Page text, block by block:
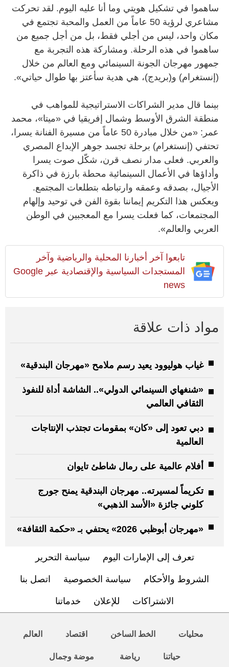
ساهموا في تشكيل هويتي وما أنا عليه اليوم. لقد تحركت
مشاعري لرؤية 50 عاماً من العمل والمحبة تجتمع في
مكان واحد، ليس من أجلي فقط، بل من أجل جميع من
ساهموا في هذه الرحلة. ومشاركة هذه التجربة مع
جمهور مهرجان الجونة السينمائي ومع العالم من خلال
(إنستغرام) و(بريدج)، هي هدية سأعتز بها طوال حياتي».
بينما قال مدير الشراكات الاستراتيجية للمواهب في
منطقة الشرق الأوسط وشمال إفريقيا في «ميتا»، محمد
عمر: «من خلال مبادرة 50 عاماً من مسيرة الفنانة يسرا،
تحتفي (إنستغرام) برحلة تجسد جوهر الإبداع المصري
والعربي. فعلى مدار نصف قرن، شكّل صوت يسرا
وأداؤها في الأعمال السينمائية محطة بارزة في ذاكرة
الأجيال، بصدقه وعمقه وارتباطه بتطلعات المجتمع.
ويعكس هذا التكريم إيماننا بقوة الفن في توحيد وإلهام
المجتمعات، كما فعلت يسرا مع المعجبين في الوطن
العربي والعالم».
تابعوا آخر أخبارنا المحلية والرياضية وآخر
المستجدات السياسية والإقتصادية عبر Google
news
مواد ذات علاقة
غياب هوليوود يعيد رسم ملامح «مهرجان البندقية»
«شنغهاي السينمائي الدولي».. الشاشة أداة للنفوذ
الثقافي العالمي
دبي تعود إلى «كان» بمقومات تجتذب الإنتاجات
العالمية
أفلام عالمية على رمال شاطئ تايوان
تكريماً لمسيرته.. مهرجان البندقية يمنح جورج
كلوني جائزة «الأسد الذهبي»
«مهرجان أبوظبي 2026» يحتفي بـ «حكمة الثقافة»
تعرف إلى الإمارات اليوم سياسة التحرير
الشروط والأحكام سياسة الخصوصية اتصل بنا
الاشتراكات للإعلان خدماتنا
محليات الخط الساخن اقتصاد العالم
حياتنا رياضة موضة وجمال